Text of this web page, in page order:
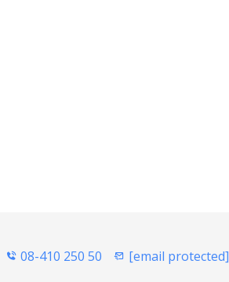
08-410 250 50 [email protected]